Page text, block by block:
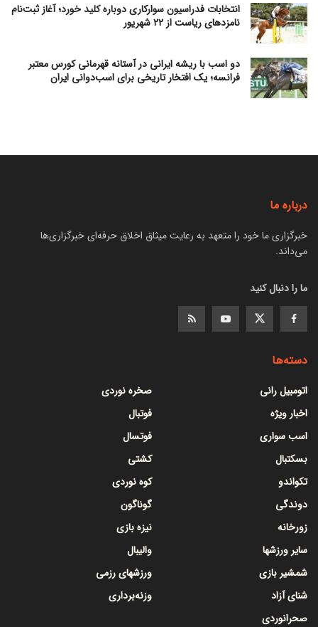
انتخابات فدراسیون سوارکاری دوباره کلید خورد؛ آغاز ثبت‌نام
نامزدهای ریاست از ۲۲ شهریور
دو اسب با ریشه ایرانی در آستانه قهرمانی کورس معتبر
فرانسه؛ یک افتخار تاریخی برای اسب‌دوانی ایران
درباره ما
خبرگزاری ما خود را متعهد به رعایت میثاق اخلاق حرفه‌ای خبرگزاری‌ها
می‌داند.
ما را دنبال کنید
دسته‌ها
اتومبیل رانی
اخبار ویژه
اسب سواری
بسکتبال
تکواندو
دوندگی
زورخانه
سایر ورزشها
شمشیر بازی
شنای آزاد
صحرانوردی
صخره نوردی
فوتبال
فوتسال
کشتی
کوه نوردی
گوناگون
نیزه بازی
والیبال
ورزشهای رزمی
وزنه‌برداری